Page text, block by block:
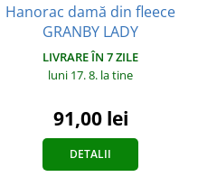
Hanorac damă din fleece
GRANBY LADY
LIVRARE ÎN 7 ZILE
luni 17. 8. la tine
91,00 lei
DETALII